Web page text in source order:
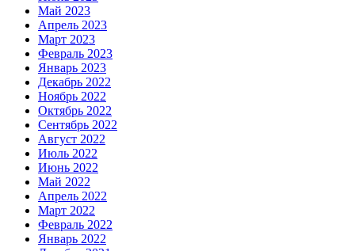
Май 2023
Апрель 2023
Март 2023
Февраль 2023
Январь 2023
Декабрь 2022
Ноябрь 2022
Октябрь 2022
Сентябрь 2022
Август 2022
Июль 2022
Июнь 2022
Май 2022
Апрель 2022
Март 2022
Февраль 2022
Январь 2022